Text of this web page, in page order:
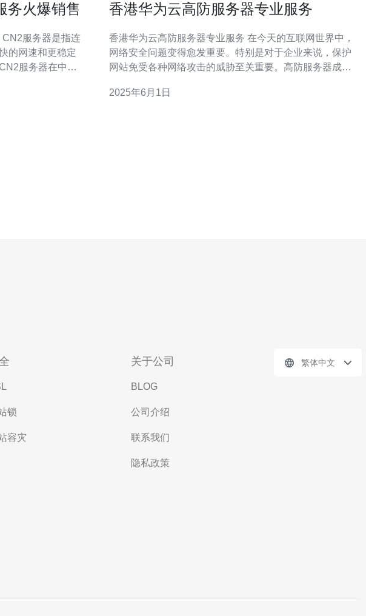
务火爆销售
的网速和更稳定
服务器在中国
香港华为云高防服务器专业服务
香港华为云高防服务器专业服务 在今天的互联网世界中，
网络安全问题变得愈发重要。特别是对于企业来说，保护
网站免受各种网络攻击的威胁至关重要。高防服务器成为
网络攻击，确保网站的正常运行。 香港华为云作为国际领
2025年6月1日
锁
容灾
关于公司
BLOG
公司介绍
联系我们
隐私政策
繁体中文